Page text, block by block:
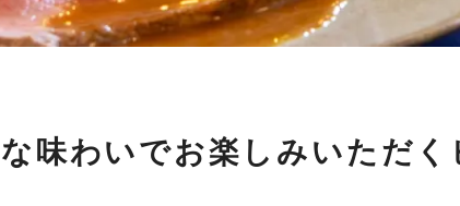
味わいでお楽しみいただ